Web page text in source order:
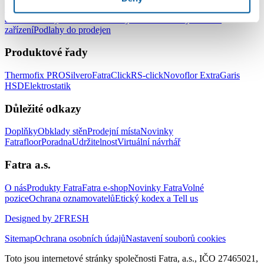
a zdravotnických zařízení
zařízeníPodlahy do prodejen
Produktové řady
Thermofix PROSilveroFatraClickRS-clickNovoflor ExtraGaris
HSDElektrostatik
Důležité odkazy
DoplňkyObklady stěnProdejní místaNovinky
FatrafloorPoradnaUdržitelnostVirtuální návrhář
Fatra a.s.
O násProdukty FatraFatra e-shopNovinky FatraVolné
poziceOchrana oznamovatelůEtický kodex a Tell us
Designed by 2FRESH
SitemapOchrana osobních údajůNastavení souborů cookies
Toto jsou internetové stránky společnosti Fatra, a.s., IČO 27465021,